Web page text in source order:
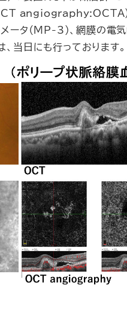
angiography:OCTA)の
ータ（MP-3）、網膜の電
当日にも行っております。